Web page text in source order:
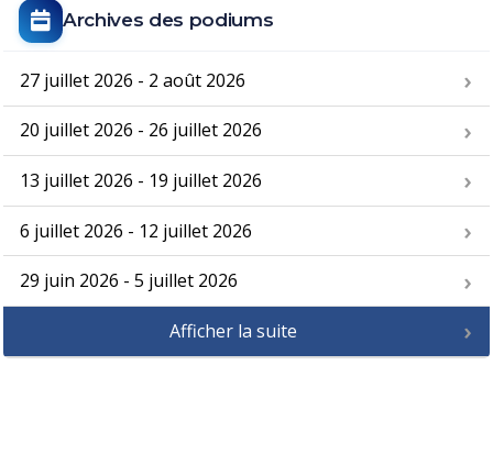
Archives des podiums
27 juillet 2026 - 2 août 2026
20 juillet 2026 - 26 juillet 2026
13 juillet 2026 - 19 juillet 2026
6 juillet 2026 - 12 juillet 2026
29 juin 2026 - 5 juillet 2026
Afficher la suite